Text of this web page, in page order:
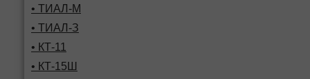
• ТИАЛ-М
• ТИАЛ-З
• КТ-11
• КТ-15Ш